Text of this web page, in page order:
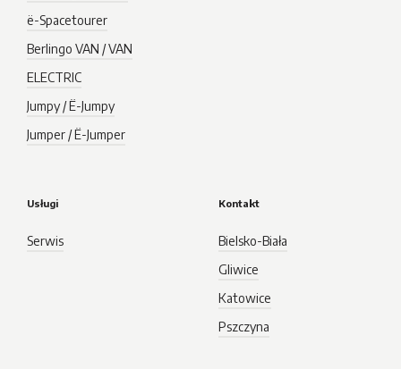
ë-Spacetourer
Berlingo VAN / VAN
ELECTRIC
Jumpy / Ë-Jumpy
Jumper / Ë-Jumper
Usługi
Serwis
Kontakt
Bielsko-Biała
Gliwice
Katowice
Pszczyna